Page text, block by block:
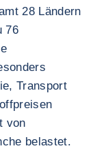
28 Ländern
76
Transport
von
belastet.